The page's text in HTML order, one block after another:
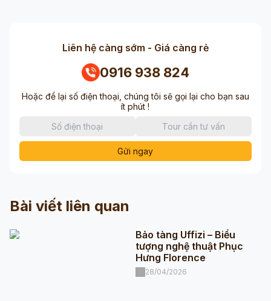
Liên hệ càng sớm - Giá càng rẻ
0916 938 824
Hoặc để lại số điện thoại, chúng tôi sẽ gọi lại cho bạn sau
ít phút !
Gửi ngay
Bài viết liên quan
Bảo tàng Uffizi – Biểu
tượng nghệ thuật Phục
Hưng Florence
28/04/2026